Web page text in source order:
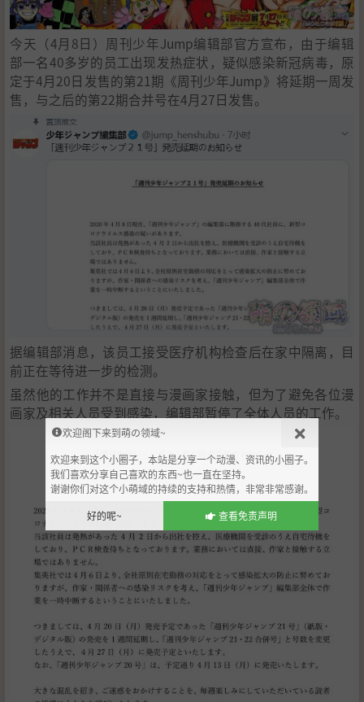
今天（4月8日）周刊少年Jump编辑部官方宣布，由于编辑
部一名40多岁的员工出现发热症状，疑似感染新冠病毒，原
定于4月20日发售的第21期《周刊少年Jump》将延期一周发
售，与之后的第22期合并号在4月27日发售。
据编辑部消息，该员工接受医疗机构检查后在家中隔离，目
前正在等待进一步的检测。
虽然他的工作并不是直接与漫画家接触，但为了避免各位漫
画家及相关人员受到感染，编辑部暂停了全体人员的工作。
欢迎阁下来到萌の领域~
欢迎来到这个小圈子，本站是分享一个动漫、资讯的小圈子。
我们喜欢分享自己喜欢的东西~也一直在坚持。
谢谢你们对这个小萌域的持续的支持和热情，非常非常感谢。
好的呢~
查看免责声明